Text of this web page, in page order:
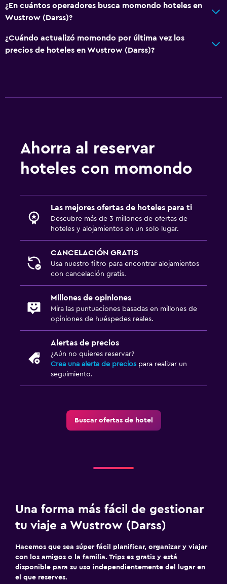
¿En cuántos operadores busca momondo hoteles en
Wustrow (Darss)?
¿Cuándo actualizó momondo por última vez los
precios de hoteles en Wustrow (Darss)?
Ahorra al reservar
hoteles con momondo
Las mejores ofertas de hoteles para ti
Descubre más de 3 millones de ofertas de
hoteles y alojamientos en un solo lugar.
CANCELACIÓN GRATIS
Usa nuestro filtro para encontrar alojamientos
con cancelación gratis.
Millones de opiniones
Mira las puntuaciones basadas en millones de
opiniones de huéspedes reales.
Alertas de precios
¿Aún no quieres reservar?
Crea una alerta de precios para realizar un
seguimiento.
Buscar ofertas de hotel
Una forma más fácil de gestionar
tu viaje a Wustrow (Darss)
Hacemos que sea súper fácil planificar, organizar y viajar
con los amigos o la familia. Trips es gratis y está
disponible para su uso independientemente del lugar en
el que reserves.